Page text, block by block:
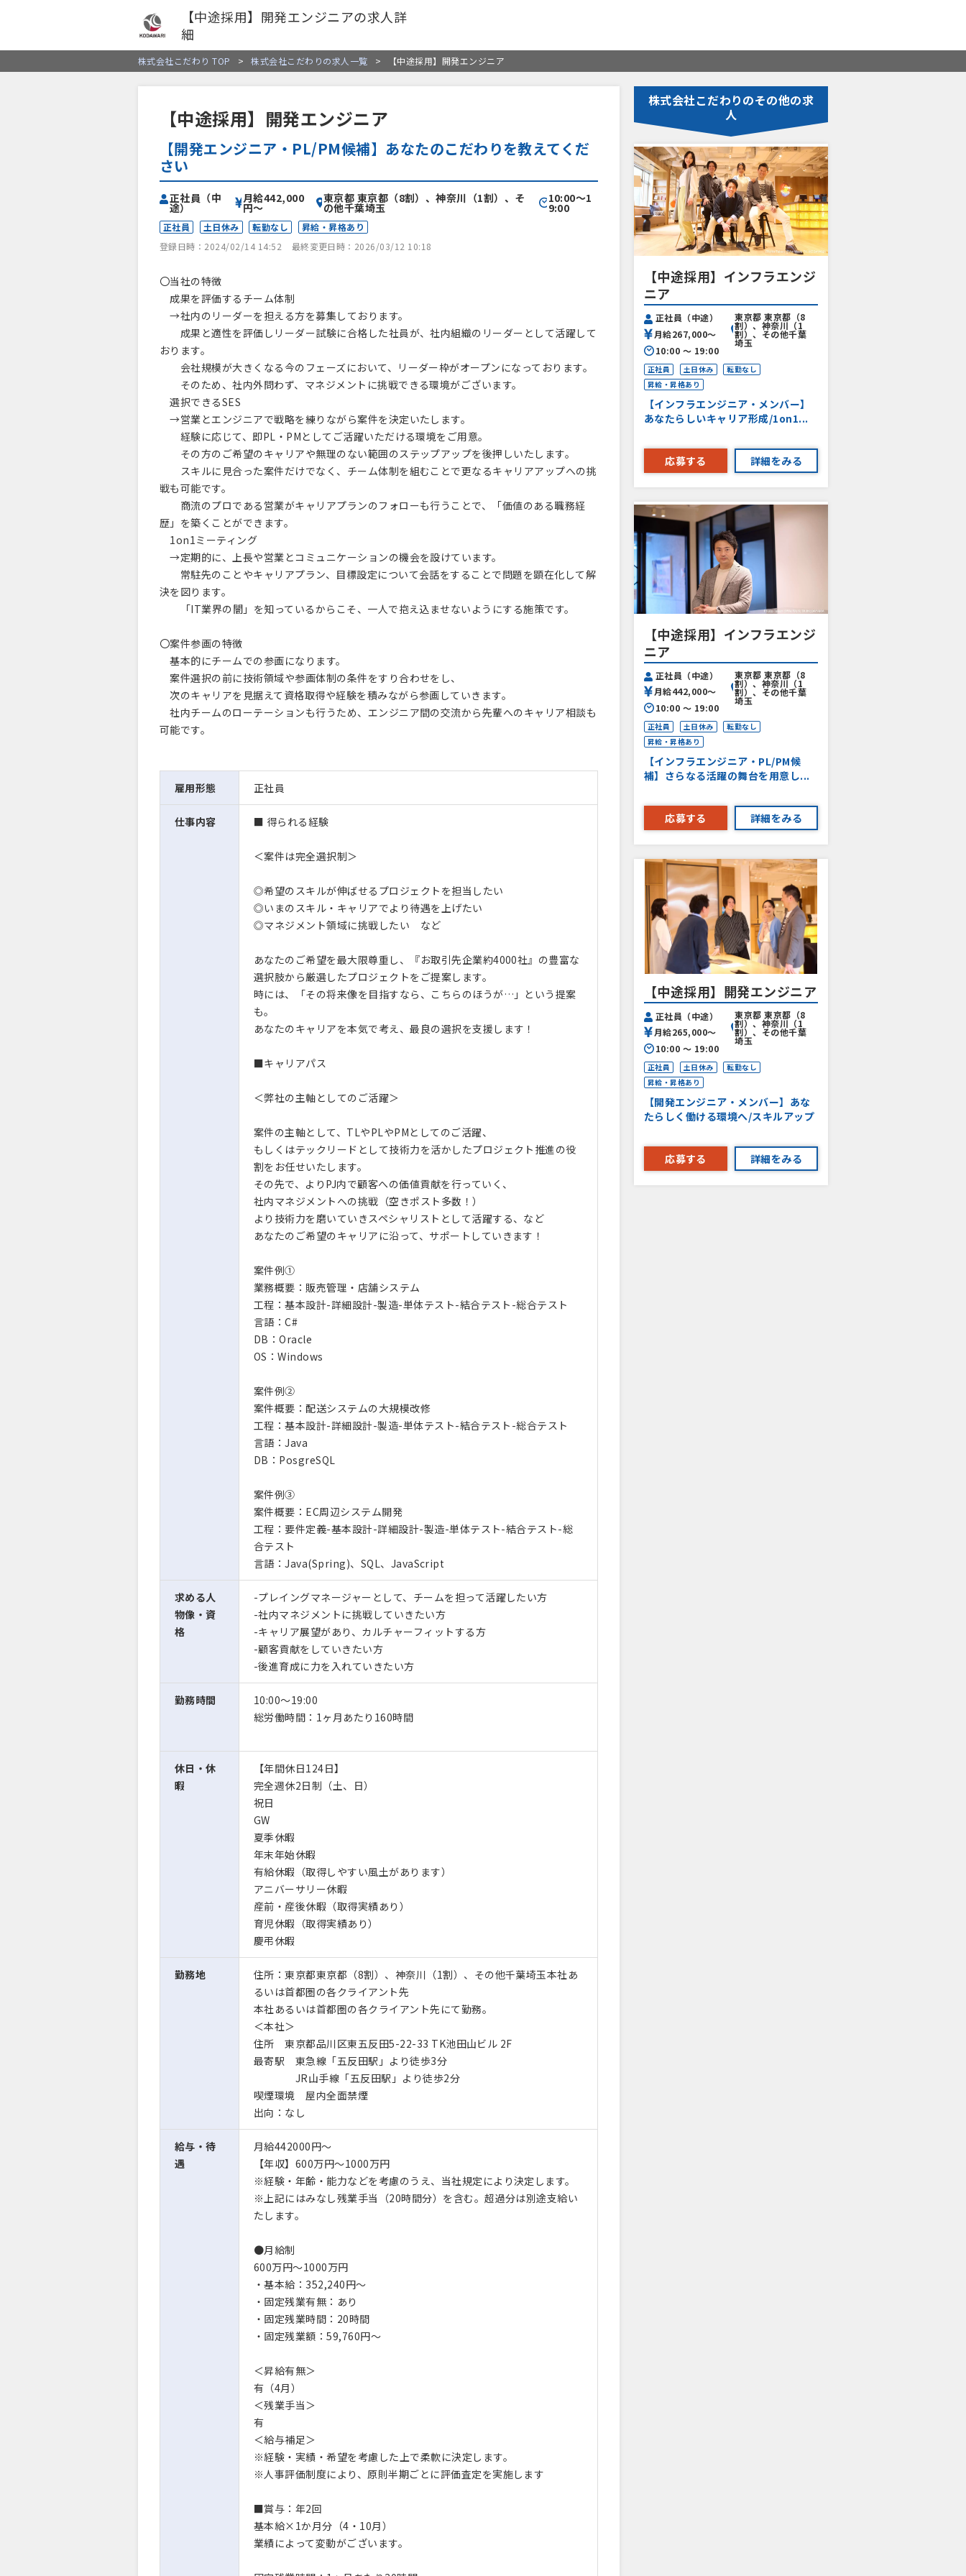
【中途採用】開発エンジニアの求人詳
細
株式会社こだわり TOP > 株式会社こだわりの求人一覧 > 【中途採用】開発エンジニア
【中途採用】開発エンジニア
【開発エンジニア・PL/PM候補】あなたのこだわりを教えてくだ
さい
正社員（中
途）
月給442,000
円〜
10:00〜1
9:00
東京都 東京都（8割）、神奈川（1割）、そ
の他千葉埼玉
正社員 土日休み 転勤なし
昇給・昇格あり
登録日時：2024/02/14 14:52
最終変更日時：2026/03/12 10:18
〇当社の特徴
成果を評価するチーム体制
→社内のリーダーを担える方を募集しております。
成果と適性を評価しリーダー試験に合格した社員が、社内組織のリーダーとして活躍して
おります。
会社規模が大きくなる今のフェーズにおいて、リーダー枠がオープンになっております。
そのため、社内外問わず、マネジメントに挑戦できる環境がございます。
選択できるSES
→営業とエンジニアで戦略を練りながら案件を決定いたします。
経験に応じて、即PL・PMとしてご活躍いただける環境をご用意。
その方のご希望のキャリアや無理のない範囲のステップアップを後押しいたします。
スキルに見合った案件だけでなく、チーム体制を組むことで更なるキャリアアップへの挑
戦も可能です。
商流のプロである営業がキャリアプランのフォローも行うことで、「価値のある職務経
歴」を築くことができます。
1on1ミーティング
→定期的に、上長や営業とコミュニケーションの機会を設けています。
常駐先のことやキャリアプラン、目標設定について会話をすることで問題を顕在化して解
決を図ります。
「IT業界の闇」を知っているからこそ、一人で抱え込ませないようにする施策です。
〇案件参画の特徴
基本的にチームでの参画になります。
案件選択の前に技術領域や参画体制の条件をすり合わせをし、
次のキャリアを見据えて資格取得や経験を積みながら参画していきます。
社内チームのローテーションも行うため、エンジニア間の交流から先輩へのキャリア相談も
可能です。
雇用形態 正社員
仕事内容 ■ 得られる経験
＜案件は完全選択制＞
◎希望のスキルが伸ばせるプロジェクトを担当したい
◎いまのスキル・キャリアでより待遇を上げたい
◎マネジメント領域に挑戦したい など
あなたのご希望を最大限尊重し、『お取引先企業約4000社』の豊富な
選択肢から厳選したプロジェクトをご提案します。
時には、「その将来像を目指すなら、こちらのほうが…」という提案
も。
あなたのキャリアを本気で考え、最良の選択を支援します！
■キャリアパス
＜弊社の主軸としてのご活躍＞
案件の主軸として、TLやPLやPMとしてのご活躍、
もしくはテックリードとして技術力を活かしたプロジェクト推進の役
割をお任せいたします。
その先で、よりPJ内で顧客への価値貢献を行っていく、
社内マネジメントへの挑戦（空きポスト多数！）
より技術力を磨いていきスペシャリストとして活躍する、など
あなたのご希望のキャリアに沿って、サポートしていきます！
案件例①
業務概要：販売管理・店舗システム
工程：基本設計-詳細設計-製造-単体テスト-結合テスト-総合テスト
言語：C#
DB：Oracle
OS：Windows
案件例②
案件概要：配送システムの大規模改修
工程：基本設計-詳細設計-製造-単体テスト-結合テスト-総合テスト
言語：Java
DB：PosgreSQL
案件例③
案件概要：EC周辺システム開発
工程：要件定義-基本設計-詳細設計-製造-単体テスト-結合テスト-総
合テスト
言語：Java(Spring)、SQL、JavaScript
求める人
物像・資
格
-プレイングマネージャーとして、チームを担って活躍したい方
-社内マネジメントに挑戦していきたい方
-キャリア展望があり、カルチャーフィットする方
-顧客貢献をしていきたい方
-後進育成に力を入れていきたい方
勤務時間
10:00〜19:00
総労働時間：1ヶ月あたり160時間
休日・休
暇
【年間休日124日】
完全週休2日制（土、日）
祝日
GW
夏季休暇
年末年始休暇
有給休暇（取得しやすい風土があります）
アニバーサリー休暇
産前・産後休暇（取得実績あり）
育児休暇（取得実績あり）
慶弔休暇
勤務地
住所：東京都東京都（8割）、神奈川（1割）、その他千葉埼玉本社あ
るいは首都圏の各クライアント先
本社あるいは首都圏の各クライアント先にて勤務。
＜本社＞
住所 東京都品川区東五反田5-22-33 TK池田山ビル 2F
最寄駅 東急線「五反田駅」より徒歩3分
JR山手線「五反田駅」より徒歩2分
喫煙環境 屋内全面禁煙
出向：なし
給与・待
遇
月給442000円〜
【年収】600万円～1000万円
※経験・年齢・能力などを考慮のうえ、当社規定により決定します。
※上記にはみなし残業手当（20時間分）を含む。超過分は別途支給い
たします。
●月給制
600万円～1000万円
・基本給：352,240円～
・固定残業有無：あり
・固定残業時間：20時間
・固定残業額：59,760円～
＜昇給有無＞
有（4月）
＜残業手当＞
有
＜給与補足＞
※経験・実績・希望を考慮した上で柔軟に決定します。
※人事評価制度により、原則半期ごとに評価査定を実施します
■賞与：年2回
基本給×1か月分（4・10月）
業績によって変動がございます。
株式会社こだわりのその他の求
人
【中途採用】インフラエンジ
ニア
正社員（中途）
月給267,000〜
10:00 〜 19:00
東京都 東京都（8
割）、神奈川（1
割）、その他千葉
埼玉
正社員 土日休み
転勤なし
昇給・昇格あり
【インフラエンジニア・メンバー】
あなたらしいキャリア形成/1on1...
応募する 詳細をみる
【中途採用】インフラエンジ
ニア
正社員（中途）
月給442,000〜
10:00 〜 19:00
東京都 東京都（8
割）、神奈川（1
割）、その他千葉
埼玉
正社員 土日休み
転勤なし
昇給・昇格あり
【インフラエンジニア・PL/PM候
補】さらなる活躍の舞台を用意し...
応募する 詳細をみる
【中途採用】開発エンジニア
正社員（中途）
月給265,000〜
10:00 〜 19:00
東京都 東京都（8
割）、神奈川（1
割）、その他千葉
埼玉
正社員 土日休み
転勤なし
昇給・昇格あり
【開発エンジニア・メンバー】あな
たらしく働ける環境へ/スキルアップ
応募する 詳細をみる